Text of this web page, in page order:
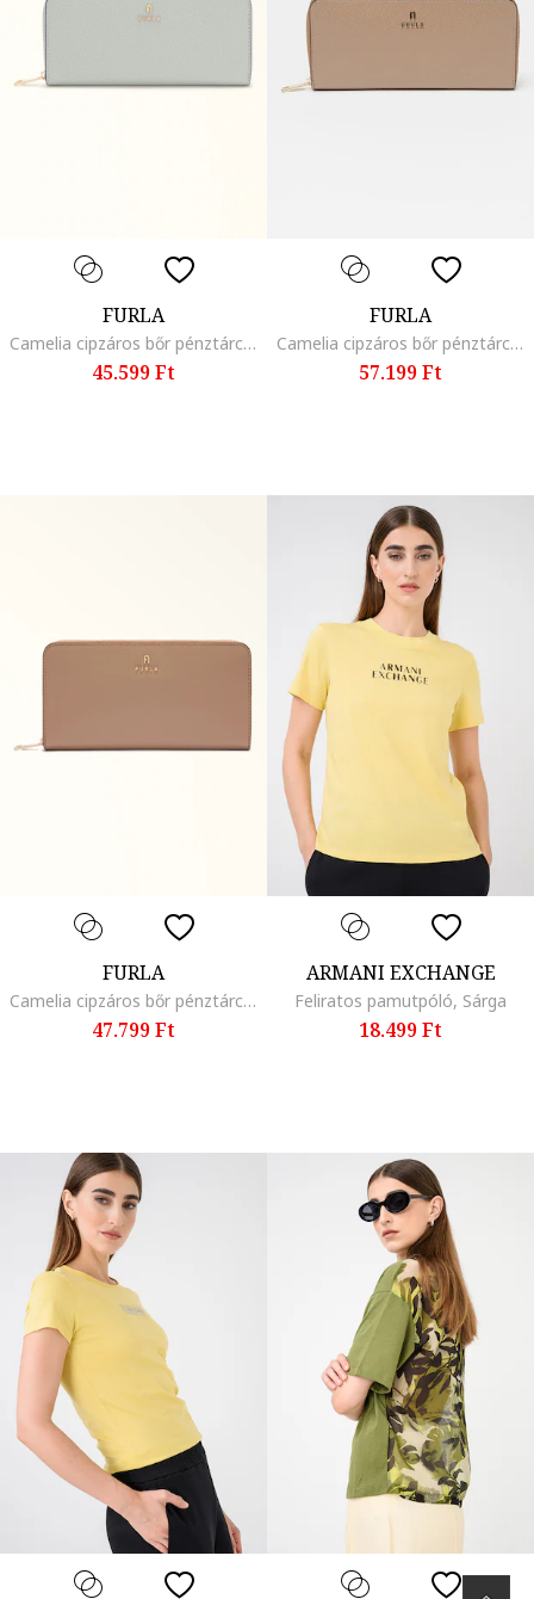
FURLA
Camelia cipzáros bőr pénztárca, Púderkék/Levendulakék/Jégkék, 9 x 19.5 x 1.9
45.599 Ft
FURLA
Camelia cipzáros bőr pénztárca, Tevebarna, 9 x 20 x 2.5
57.199 Ft
FURLA
Camelia cipzáros bőr pénztárca, Púderrózsaszín
47.799 Ft
ARMANI EXCHANGE
Feliratos pamutpóló, Sárga
18.499 Ft